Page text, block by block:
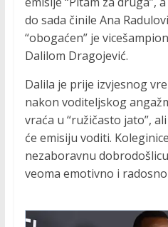
do sada činile Ana
“obogaćen” je
Dalilom Dragojević.
Dalila je prije izvjesnog
nakon voditeljskog
vraća u “ružičasto jato”,
će emisiju voditi.
nezaboravnu
veoma emotivno i